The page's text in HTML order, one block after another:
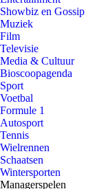
Showbiz en Gossip
Muziek
Film
Televisie
Media & Cultuur
Bioscoopagenda
Sport
Voetbal
Formule 1
Autosport
Tennis
Wielrennen
Schaatsen
Wintersporten
Managerspelen